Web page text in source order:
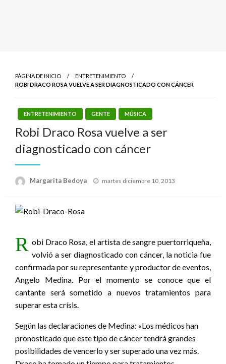
PÁGINA DE INICIO
ENTRETENIMIENTO
ROBI DRACO ROSA VUELVE A SER DIAGNOSTICADO CON CÁNCER
ENTRETENIMIENTO GENTE MÚSICA
Robi Draco Rosa vuelve a ser
diagnosticado con cáncer
Margarita Bedoya
Publicado
martes diciembre 10, 2013
R obi Draco Rosa, el artista de sangre puertorriqueña,
volvió a ser diagnosticado con cáncer, la noticia fue
confirmada por su representante y productor de eventos,
Angelo Medina. Por el momento se conoce que el
cantante será sometido a nuevos tratamientos para
superar esta crísis.
Según las declaraciones de Medina: «Los médicos han
pronosticado que este tipo de cáncer tendrá grandes
posibilidades de vencerlo y ser superado una vez más.